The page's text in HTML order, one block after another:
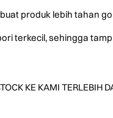
produk lebih tahan
terkecil, sehingga
KE KAMI TERLEBIH